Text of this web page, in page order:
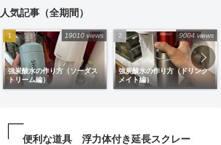
人気記事（全期間）
強炭酸水の作り方（ソーダス
トリーム編）
19010 views
強炭酸水の作り方（ドリンク
メイト編）
9004 views
便利な道具 浮力体付き延長スクレー